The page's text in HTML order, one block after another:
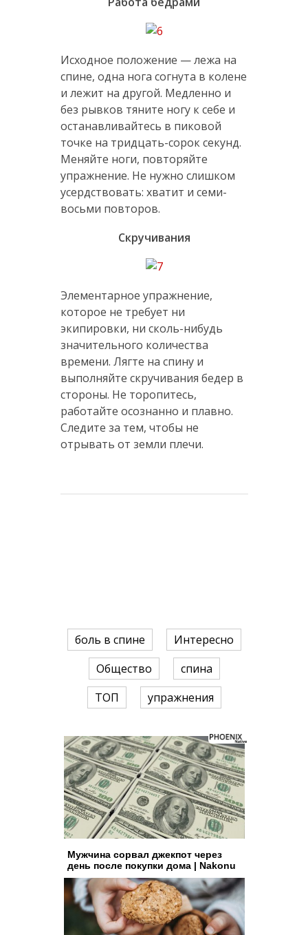
Исходное положение — лежа на
спине, одна нога согнута в колене
и лежит на другой. Медленно и
без рывков тяните ногу к себе и
останавливайтесь в пиковой
точке на тридцать-сорок секунд.
Меняйте ноги, повторяйте
упражнение. Не нужно слишком
усердствовать: хватит и семи-
восьми повторов.
Скручивания
Элементарное упражнение,
которое не требует ни
экипировки, ни сколь-нибудь
значительного количества
времени. Лягте на спину и
выполняйте скручивания бедер в
стороны. Не торопитесь,
работайте осознанно и плавно.
Следите за тем, чтобы не
отрывать от земли плечи.
боль в спине
Интересно
Общество
спина
ТОП
упражнения
Мужчина сорвал джекпот через
день после покупки дома | Nakonu